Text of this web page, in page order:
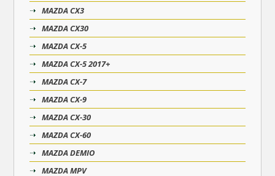
MAZDA CX3
MAZDA CX30
MAZDA CX-5
MAZDA CX-5 2017+
MAZDA CX-7
MAZDA CX-9
MAZDA CX-30
MAZDA CX-60
MAZDA DEMIO
MAZDA MPV